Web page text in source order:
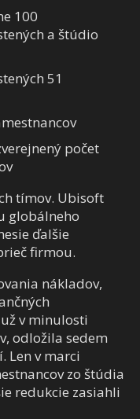
100
a štúdio
51
počet
tímov. Ubisoft
globálneho
ďalšie
firmou.
nákladov,
v minulosti
odložila sedem
Len v marci
zo štúdia
redukcie zasiahli